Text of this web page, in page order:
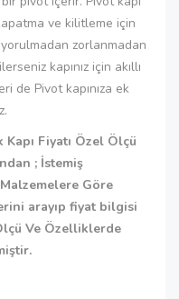
ve kilitleme için
zorlanmadan
kapınız için akıllı
de Pivot kapınıza ek
Fiyatı Özel Ölçü
; İstemiş
Göre
arayıp fiyat bilgisi
Ve Özelliklerde